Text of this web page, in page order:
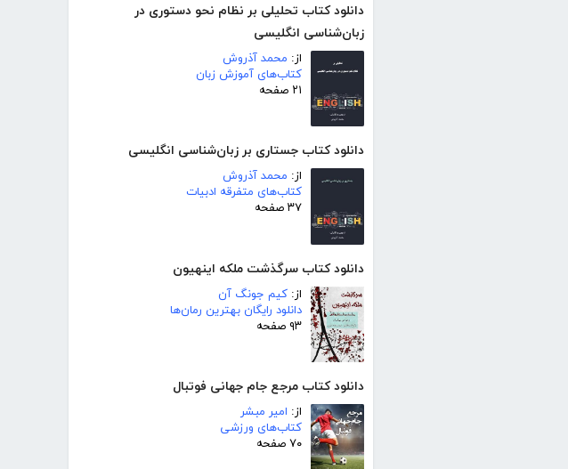
دانلود کتاب تحلیلی بر نظام نحو دستوری در
زبان‌شناسی انگلیسی
از: محمد آذروش
کتاب‌های آموزش زبان
۲۱ صفحه
دانلود کتاب جستاری بر زبان‌شناسی انگلیسی
از: محمد آذروش
کتاب‌های متفرقه ادبیات
۳۷ صفحه
دانلود کتاب سرگذشت ملکه اینهیون
از: کیم جونگ آن
دانلود رایگان بهترین رمان‌ها
۹۳ صفحه
دانلود کتاب مرجع جام جهانی فوتبال
از: امیر مبشر
کتاب‌های ورزشی
۷۰ صفحه